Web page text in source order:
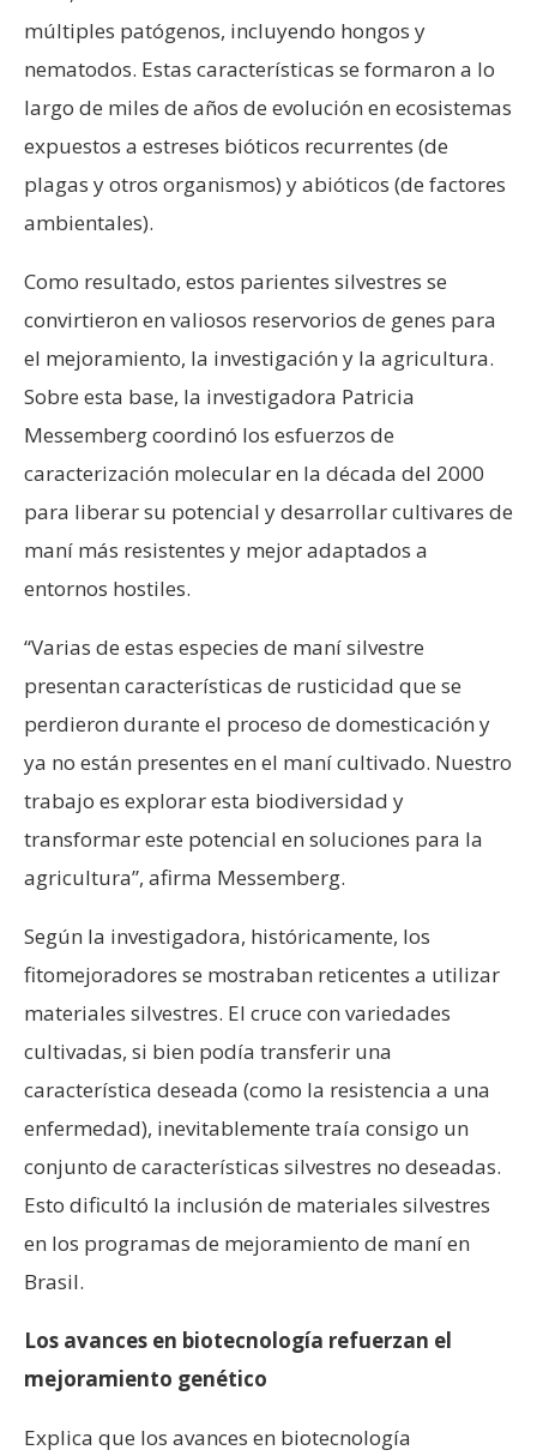
múltiples patógenos, incluyendo hongos y
nematodos. Estas características se formaron a lo
largo de miles de años de evolución en ecosistemas
expuestos a estreses bióticos recurrentes (de
plagas y otros organismos) y abióticos (de factores
ambientales).
Como resultado, estos parientes silvestres se
convirtieron en valiosos reservorios de genes para
el mejoramiento, la investigación y la agricultura.
Sobre esta base, la investigadora Patricia
Messemberg coordinó los esfuerzos de
caracterización molecular en la década del 2000
para liberar su potencial y desarrollar cultivares de
maní más resistentes y mejor adaptados a
entornos hostiles.
“Varias de estas especies de maní silvestre
presentan características de rusticidad que se
perdieron durante el proceso de domesticación y
ya no están presentes en el maní cultivado. Nuestro
trabajo es explorar esta biodiversidad y
transformar este potencial en soluciones para la
agricultura”, afirma Messemberg.
Según la investigadora, históricamente, los
fitomejoradores se mostraban reticentes a utilizar
materiales silvestres. El cruce con variedades
cultivadas, si bien podía transferir una
característica deseada (como la resistencia a una
enfermedad), inevitablemente traía consigo un
conjunto de características silvestres no deseadas.
Esto dificultó la inclusión de materiales silvestres
en los programas de mejoramiento de maní en
Brasil.
Los avances en biotecnología refuerzan el
mejoramiento genético
Explica que los avances en biotecnología